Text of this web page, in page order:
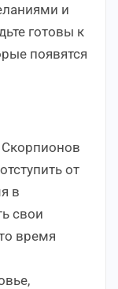
и
готовы к
появятся
от
в
свои
время